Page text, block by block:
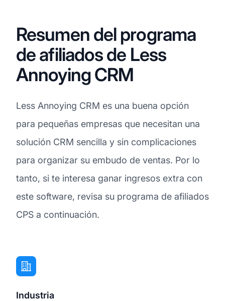
Resumen del programa
de afiliados de Less
Annoying CRM
Less Annoying CRM es una buena opción
para pequeñas empresas que necesitan una
solución CRM sencilla y sin complicaciones
para organizar su embudo de ventas. Por lo
tanto, si te interesa ganar ingresos extra con
este software, revisa su programa de afiliados
CPS a continuación.
Industria